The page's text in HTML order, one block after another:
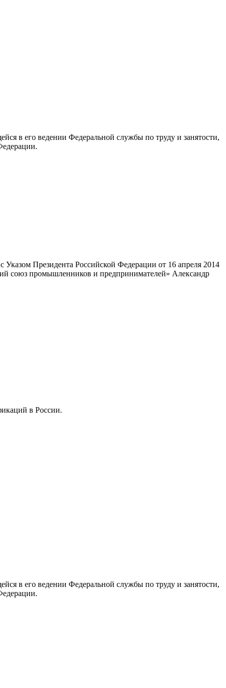
в его ведении Федеральной службы по труду и занятости,
Президента Российской Федерации от 16 апреля 2014
союз промышленников и предпринимателей» Александр
в России.
в его ведении Федеральной службы по труду и занятости,